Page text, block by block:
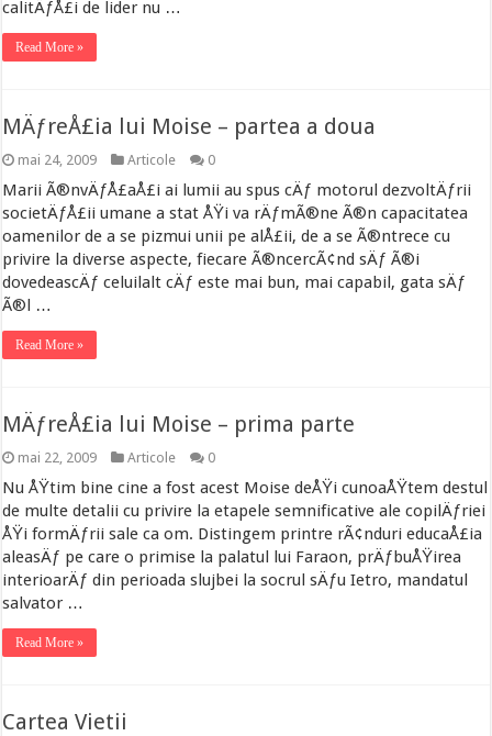
calitÄƒÅ£i de lider nu …
Read More »
MÄƒreÅ£ia lui Moise – partea a doua
mai 24, 2009 Articole 0
Marii Ã®nvÄƒÅ£aÅ£i ai lumii au spus cÄƒ motorul dezvoltÄƒrii
societÄƒÅ£ii umane a stat ÅŸi va rÄƒmÃ®ne Ã®n capacitatea
oamenilor de a se pizmui unii pe alÅ£ii, de a se Ã®ntrece cu
privire la diverse aspecte, fiecare Ã®ncercÃ¢nd sÄƒ Ã®i
dovedeascÄƒ celuilalt cÄƒ este mai bun, mai capabil, gata sÄƒ
Ã®l …
Read More »
MÄƒreÅ£ia lui Moise – prima parte
mai 22, 2009 Articole 0
Nu ÅŸtim bine cine a fost acest Moise deÅŸi cunoaÅŸtem destul
de multe detalii cu privire la etapele semnificative ale copilÄƒriei
ÅŸi formÄƒrii sale ca om. Distingem printre rÃ¢nduri educaÅ£ia
aleasÄƒ pe care o primise la palatul lui Faraon, prÄƒbuÅŸirea
interioarÄƒ din perioada slujbei la socrul sÄƒu Ietro, mandatul
salvator …
Read More »
Cartea Vietii